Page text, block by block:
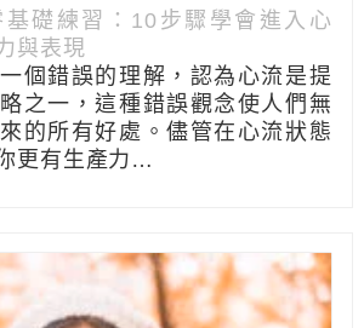
礎練習：10步驟學會進入心
與表現
個錯誤的理解，認為心流是提
之一，這種錯誤觀念使人們無
的所有好處。儘管在心流狀態
更有生產力…